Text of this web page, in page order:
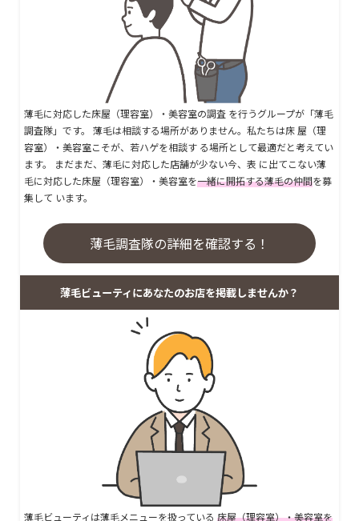
薄毛に対応した床屋（理容室）・美容室の調査 を行うグループが「薄毛
調査隊」です。 薄毛は相談する場所がありません。私たちは床 屋（理
容室）・美容室こそが、若ハゲを相談す る場所として最適だと考えてい
ます。 まだまだ、薄毛に対応した店舗が少ない今、表 に出てこない薄
毛に対応した床屋（理容室）・美容室を一緒に開拓する薄毛の仲間を募
集して います。
薄毛調査隊の詳細を確認する！
薄毛ビューティにあなたのお店を掲載しませんか？
薄毛ビューティは薄毛メニューを扱っている 床屋（理容室）・美容室を